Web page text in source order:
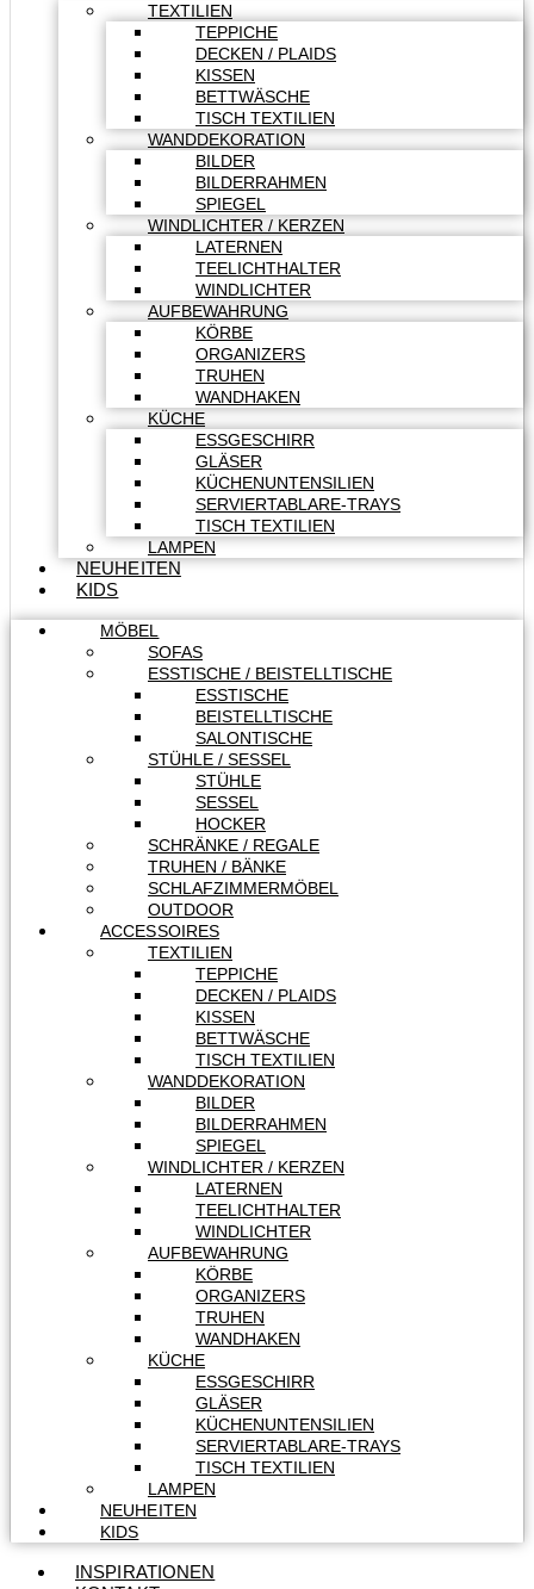
TEXTILIEN
TEPPICHE
DECKEN / PLAIDS
KISSEN
BETTWÄSCHE
TISCH TEXTILIEN
WANDDEKORATION
BILDER
BILDERRAHMEN
SPIEGEL
WINDLICHTER / KERZEN
LATERNEN
TEELICHTHALTER
WINDLICHTER
AUFBEWAHRUNG
KÖRBE
ORGANIZERS
TRUHEN
WANDHAKEN
KÜCHE
ESSGESCHIRR
GLÄSER
KÜCHENUNTENSILIEN
SERVIERTABLARE-TRAYS
TISCH TEXTILIEN
LAMPEN
NEUHEITEN
KIDS
MÖBEL
SOFAS
ESSTISCHE / BEISTELLTISCHE
ESSTISCHE
BEISTELLTISCHE
SALONTISCHE
STÜHLE / SESSEL
STÜHLE
SESSEL
HOCKER
SCHRÄNKE / REGALE
TRUHEN / BÄNKE
SCHLAFZIMMERMÖBEL
OUTDOOR
ACCESSOIRES
TEXTILIEN
TEPPICHE
DECKEN / PLAIDS
KISSEN
BETTWÄSCHE
TISCH TEXTILIEN
WANDDEKORATION
BILDER
BILDERRAHMEN
SPIEGEL
WINDLICHTER / KERZEN
LATERNEN
TEELICHTHALTER
WINDLICHTER
AUFBEWAHRUNG
KÖRBE
ORGANIZERS
TRUHEN
WANDHAKEN
KÜCHE
ESSGESCHIRR
GLÄSER
KÜCHENUNTENSILIEN
SERVIERTABLARE-TRAYS
TISCH TEXTILIEN
LAMPEN
NEUHEITEN
KIDS
INSPIRATIONEN